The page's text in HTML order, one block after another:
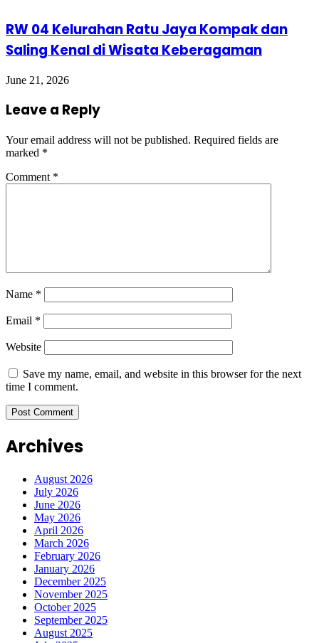
RW 04 Kelurahan Ratu Jaya Kompak dan
Saling Kenal di Wisata Keberagaman
June 21, 2026
Leave a Reply
Your email address will not be published. Required fields are
marked *
Comment *
Name *
Email *
Website
Save my name, email, and website in this browser for the next
time I comment.
Archives
August 2026
July 2026
June 2026
May 2026
April 2026
March 2026
February 2026
January 2026
December 2025
November 2025
October 2025
September 2025
August 2025